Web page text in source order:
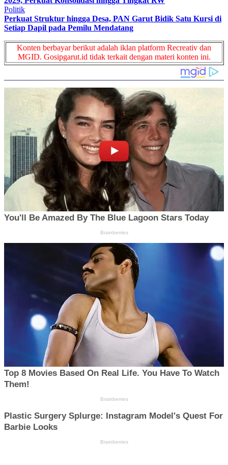
Politik
Perkuat Struktur hingga Desa, PAN Garut Bidik Satu Kursi di
Setiap Dapil pada Pemilu Mendatang
Konten berbayar berikut adalah iklan platform Recreativ dan
MGID. Gosipgarut.id tidak terkait dengan materi konten ini.